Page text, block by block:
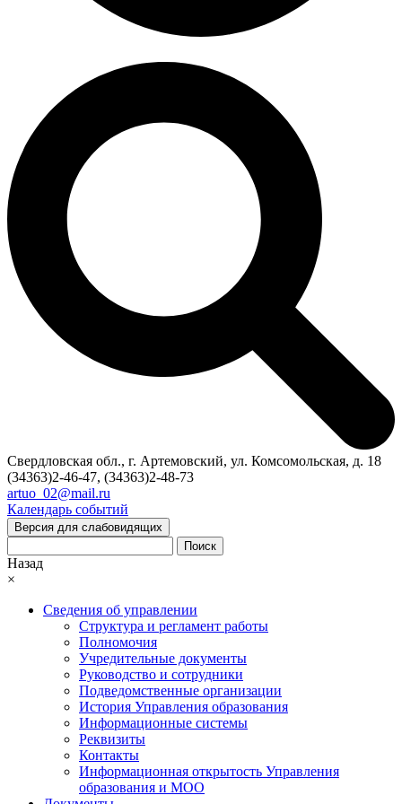
Свердловская обл., г. Артемовский, ул. Комсомольская, д. 18
(34363)2-46-47, (34363)2-48-73
artuo_02@mail.ru
Календарь событий
Версия для слабовидящих
Поиск
Назад
×
Сведения об управлении
Структура и регламент работы
Полномочия
Учредительные документы
Руководство и сотрудники
Подведомственные организации
История Управления образования
Информационные системы
Реквизиты
Контакты
Информационная открытость Управления
образования и МОО